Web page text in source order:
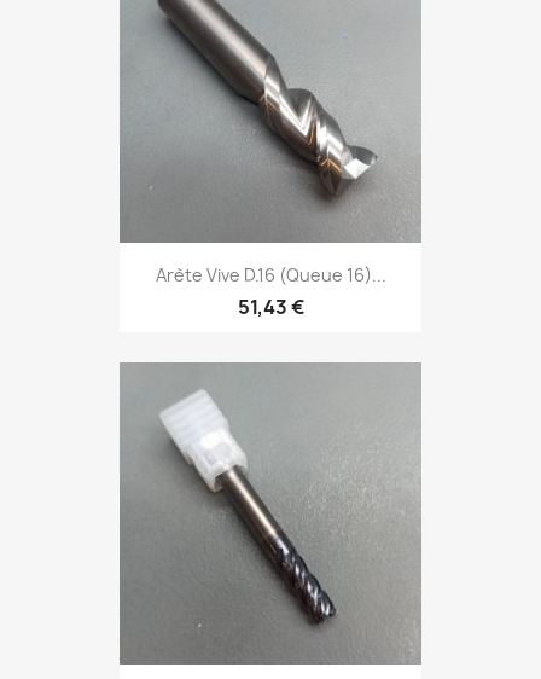
Arète Vive D.16 (Queue 16)...
51,43 €